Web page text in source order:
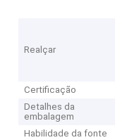
Realçar
Certificação
Detalhes da
embalagem
Habilidade da fonte